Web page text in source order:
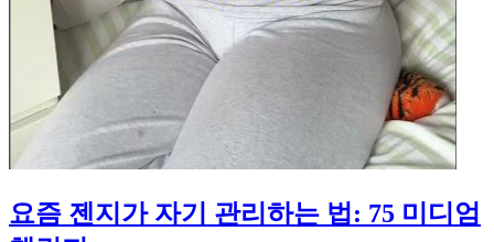
요즘 젠지가 자기 관리하는 법: 75 미디엄